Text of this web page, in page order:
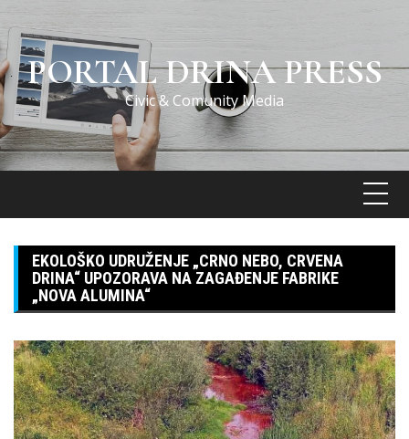
Skip
to
contentPORTAL DRINA PRESS
Civic & Comunity Media
EKOLOŠKO UDRUŽENJE „CRNO NEBO, CRVENA
DRINA“ UPOZORAVA NA ZAGAĐENJE FABRIKE
„NOVA ALUMINA“